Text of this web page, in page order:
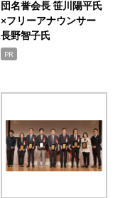
団名誉会長 笹川陽平氏
×フリーアナウンサー
長野智子氏
PR